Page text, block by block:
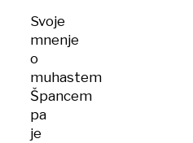
Svoje
mnenje
o
muhastem
Špancem
pa
je